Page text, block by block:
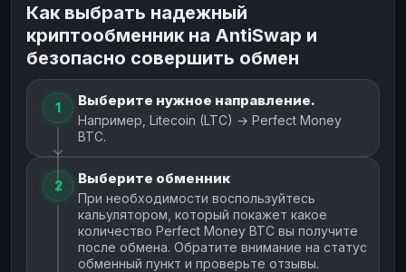
Как выбрать надежный
криптообменник на AntiSwap и
безопасно совершить обмен
1 Выберите нужное направление.
Например, Litecoin (LTC) → Perfect Money
BTC.
2 Выберите обменник
При необходимости воспользуйтесь
кальулятором, который покажет какое
количество Perfect Money BTC вы получите
после обмена. Обратите внимание на статус
обменный пункт и проверьте отзывы.